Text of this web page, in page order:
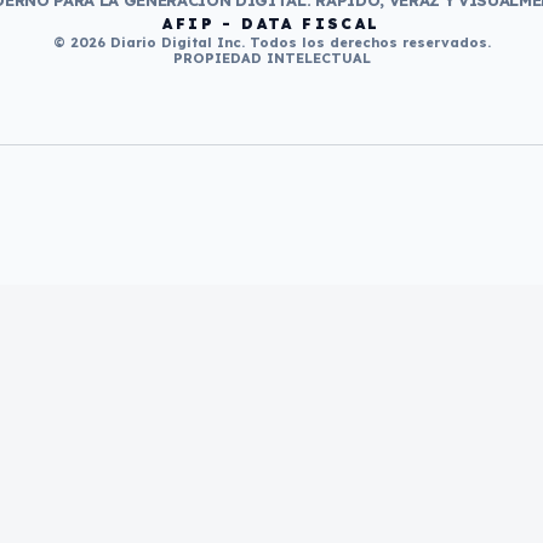
AFIP - DATA FISCAL
© 2026 Diario Digital Inc. Todos los derechos reservados.
PROPIEDAD INTELECTUAL